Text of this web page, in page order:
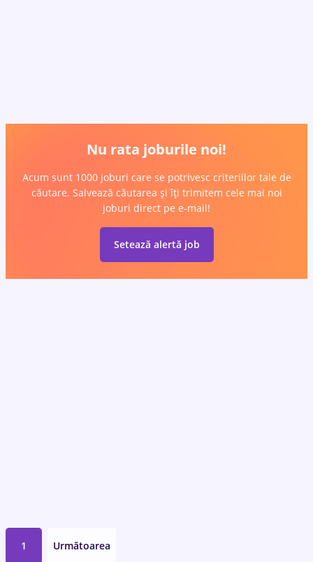
Nu rata joburile noi!
Acum sunt 1000 joburi care se potrivesc criteriilor tale de
căutare. Salvează căutarea și îți trimitem cele mai noi
joburi direct pe e-mail!
Setează alertă job
1 Următoarea